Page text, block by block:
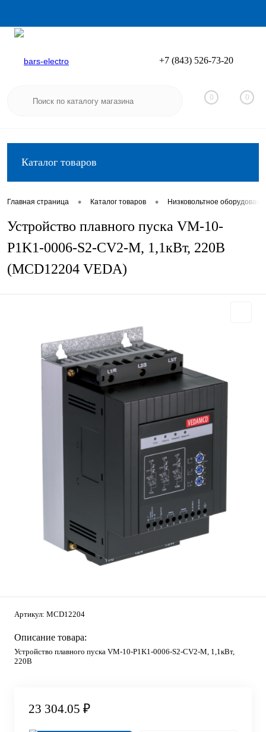
Вход
+7 (843) 526-73-20
0 0
Каталог товаров
Главная страница • Каталог товаров • Низковольтное
Устройство плавного пуска VM-10-
P1K1-0006-S2-CV2-M, 1,1кВт, 220В
(MCD12204 VEDA)
Артикул: MCD12204
Описание товара:
Устройство плавного пуска VM-10-P1K1-0006-S2-CV2-M, 1,1кВт,
220В
23 304.05 ₽